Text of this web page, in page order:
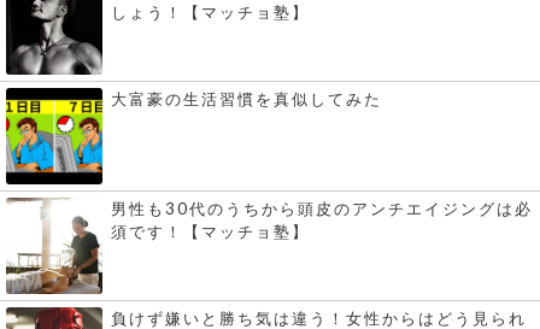
しょう！【マッチョ塾】
大富豪の生活習慣を真似してみた
男性も30代のうちから頭皮のアンチエイジングは必
須です！【マッチョ塾】
負けず嫌いと勝ち気は違う！女性からはどう見られ